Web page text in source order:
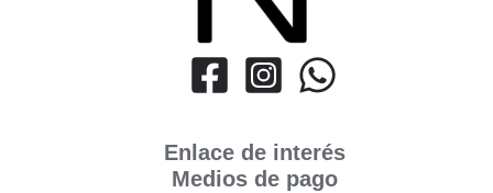
Enlace de interés
Medios de pago